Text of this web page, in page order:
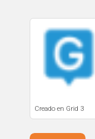
Creado en Grid 3